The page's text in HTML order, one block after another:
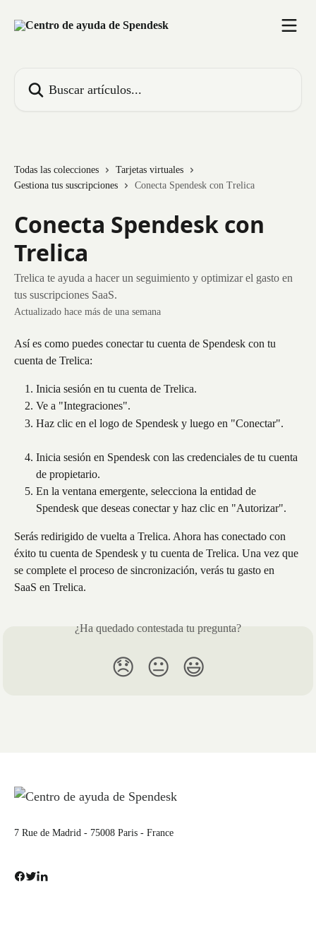
Todas las colecciones
Tarjetas virtuales
Gestiona tus suscripciones
Conecta Spendesk con Trelica
Conecta Spendesk con
Trelica
Trelica te ayuda a hacer un seguimiento y optimizar el gasto en
tus suscripciones SaaS.
Actualizado hace más de una semana
Así es como puedes conectar tu cuenta de Spendesk con tu
cuenta de Trelica:
Inicia sesión en tu cuenta de Trelica.
Ve a "Integraciones".
Haz clic en el logo de Spendesk y luego en "Conectar".
Inicia sesión en Spendesk con las credenciales de tu cuenta
de propietario.
En la ventana emergente, selecciona la entidad de
Spendesk que deseas conectar y haz clic en "Autorizar".
Serás redirigido de vuelta a Trelica. Ahora has conectado con
éxito tu cuenta de Spendesk y tu cuenta de Trelica. Una vez que
se complete el proceso de sincronización, verás tu gasto en
SaaS en Trelica.
¿Ha quedado contestada tu pregunta?
😞 😐 😃
7 Rue de Madrid - 75008 Paris - France